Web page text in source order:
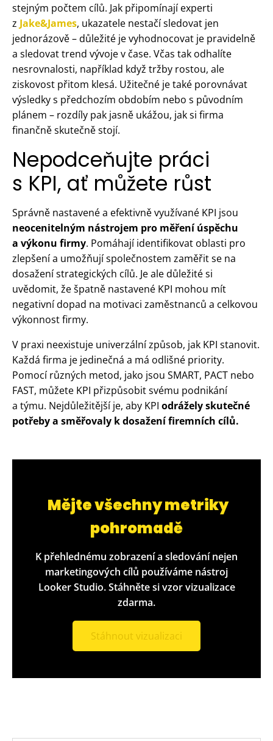
stejným počtem cílů. Jak připomínají experti
z Jake&James, ukazatele nestačí sledovat jen
jednorázově – důležité je vyhodnocovat je pravidelně
a sledovat trend vývoje v čase. Včas tak odhalíte
nesrovnalosti, například když tržby rostou, ale
ziskovost přitom klesá. Užitečné je také porovnávat
výsledky s předchozím obdobím nebo s původním
plánem – rozdíly pak jasně ukážou, jak si firma
finančně skutečně stojí.
Nepodceňujte práci
s KPI, ať můžete růst
Správně nastavené a efektivně využívané KPI jsou
neocenitelným nástrojem pro měření úspěchu
a výkonu firmy. Pomáhají identifikovat oblasti pro
zlepšení a umožňují společnostem zaměřit se na
dosažení strategických cílů. Je ale důležité si
uvědomit, že špatně nastavené KPI mohou mít
negativní dopad na motivaci zaměstnanců a celkovou
výkonnost firmy.
V praxi neexistuje univerzální způsob, jak KPI stanovit.
Každá firma je jedinečná a má odlišné priority.
Pomocí různých metod, jako jsou SMART, PACT nebo
FAST, můžete KPI přizpůsobit svému podnikání
a týmu. Nejdůležitější je, aby KPI odrážely skutečné
potřeby a směřovaly k dosažení firemních cílů.
Mějte všechny metriky
pohromadě
K přehlednému zobrazení a sledování nejen
marketingových cílů používáme nástroj
Looker Studio. Stáhněte si vzor vizualizace
zdarma.
Stáhnout vizualizaci